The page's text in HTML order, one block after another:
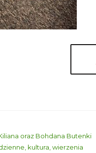
oraz Bohdana Butenki
kultura, wierzenia